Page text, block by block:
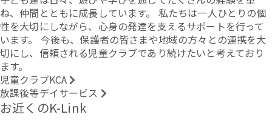
ね、仲間とともに成長しています。 私たちは一人ひとりの個
性を大切にしながら、心身の発達を支えるサポートを行って
います。 今後も、保護者の皆さまや地域の方々との連携を大
切にし、信頼される児童クラブであり続けたいと考えており
ます。
児童クラブKCA
放課後等デイサービス
お近くのK-Link